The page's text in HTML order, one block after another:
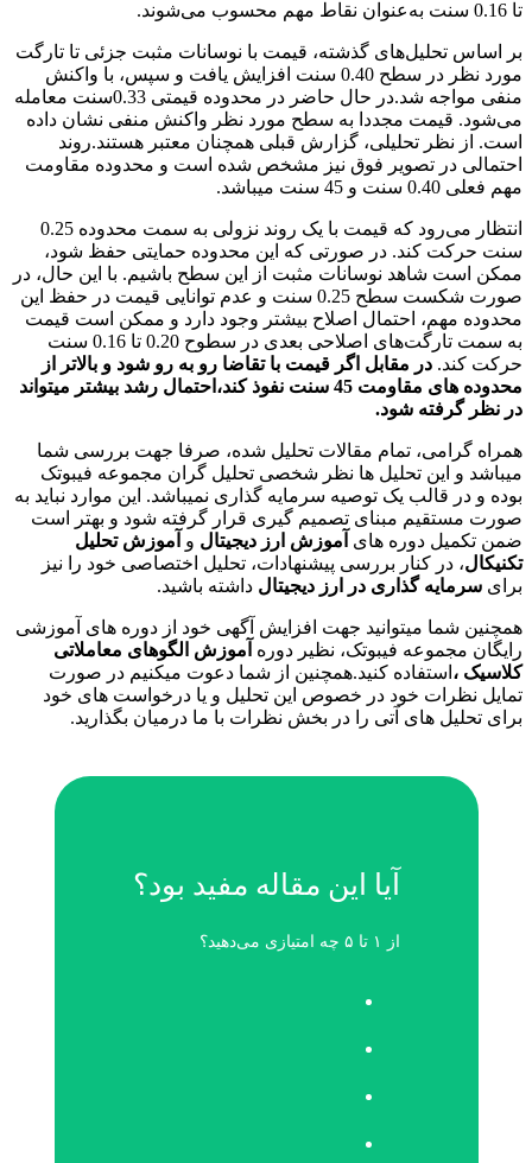
گذشته، قیمت با نوسانات مثبت جزئی تا تارگت
مورد نظر در سطح 0.40 سنت افزایش یافت و سپس، با واکنش
منفی مواجه شد.در حال حاضر در محدوده قیمتی 0.33سنت معامله
مجددا به سطح مورد نظر واکنش منفی نشان داده
تحلیلی، گزارش قبلی همچنان معتبر هستند.روند
در تصویر فوق نیز مشخص شده است و محدوده مقاومت
انتظار می‌رود که قیمت با یک روند نزولی به سمت محدوده 0.25
کند. در صورتی که این محدوده حمایتی حفظ شود،
شاهد نوسانات مثبت از این سطح باشیم. با این حال، در
صورت شکست سطح 0.25 سنت و عدم توانایی قیمت در حفظ این
احتمال اصلاح بیشتر وجود دارد و ممکن است قیمت
به سمت تارگت‌های اصلاحی بعدی در سطوح 0.20 تا 0.16 سنت
در مقابل اگر قیمت با تقاضا رو به رو شود و بالاتر از
محدوده های مقاومت 45 سنت نفوذ کند،احتمال رشد بیشتر میتواند
شود.
تمام مقالات تحلیل شده، صرفا جهت بررسی شما
این تحلیل ها نظر شخصی تحلیل گران مجموعه فیبوتک
قالب یک توصیه سرمایه گذاری نمیباشد. این موارد نباید به
مبنای تصمیم گیری قرار گرفته شود و بهتر است
دوره هایآموزش ارز دیجیتالوآموزش تحلیل
در کنار بررسی پیشنهادات، تحلیل اختصاصی خود را نیز
گذاری در ارز دیجیتالداشته باشید.
میتوانید جهت افزایش آگهی خود از دوره های آموزشی
فیبوتک، نظیر دورهآموزش الگوهای معاملاتی
استفاده کنید.همچنین از شما دعوت میکنیم در صورت
خود در خصوص این تحلیل و یا درخواست های خود
های آتی را در بخش نظرات با ما درمیان بگذارید.
آیا این مقاله مفید بود؟